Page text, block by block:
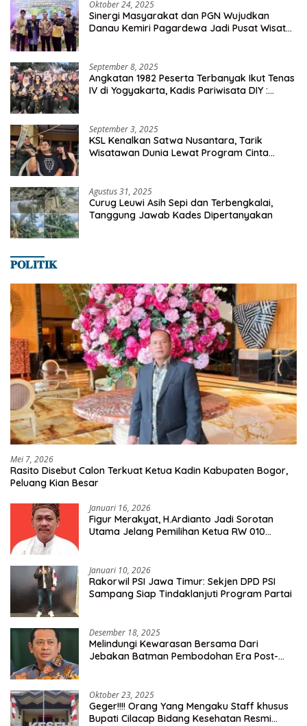
Oktober 24, 2025
Sinergi Masyarakat dan PGN Wujudkan
Danau Kemiri Pagardewa Jadi Pusat Wisata
September 8, 2025
Angkatan 1982 Peserta Terbanyak Ikut Tenas
IV di Yogyakarta, Kadis Pariwisata DIY :
September 3, 2025
KSL Kenalkan Satwa Nusantara, Tarik
Wisatawan Dunia Lewat Program Cinta
Agustus 31, 2025
Curug Leuwi Asih Sepi dan Terbengkalai,
Tanggung Jawab Kades Dipertanyakan
𝐏𝐎𝐋𝐈𝐓𝐈𝐊
Mei 7, 2026
Rasito Disebut Calon Terkuat Ketua Kadin Kabupaten Bogor,
Peluang Kian Besar
Januari 16, 2026
Figur Merakyat, H.Ardianto Jadi Sorotan
Utama Jelang Pemilihan Ketua RW 010
Januari 10, 2026
Rakorwil PSI Jawa Timur: Sekjen DPD PSI
Sampang Siap Tindaklanjuti Program Partai
Desember 18, 2025
Melindungi Kewarasan Bersama Dari
Jebakan Batman Pembodohan Era Post-
Oktober 23, 2025
Geger!!!! Orang Yang Mengaku Staff khusus
Bupati Cilacap Bidang Kesehatan Resmi